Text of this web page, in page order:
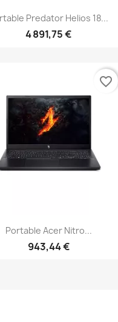
Predator Helios 18...
4 891,75 €
Portable Acer Nitro...
943,44 €
favorite_border